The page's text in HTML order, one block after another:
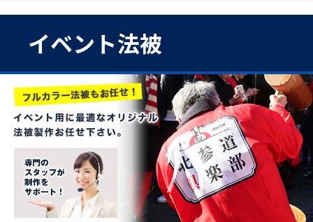
自治会・組合
ユニフォーム
アイドル・ライブ
物販
イベント法被